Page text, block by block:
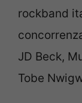
rockband
JD Beck,
Tobe